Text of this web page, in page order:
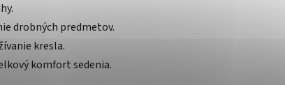
drobných predmetov.
kresla.
komfort sedenia.